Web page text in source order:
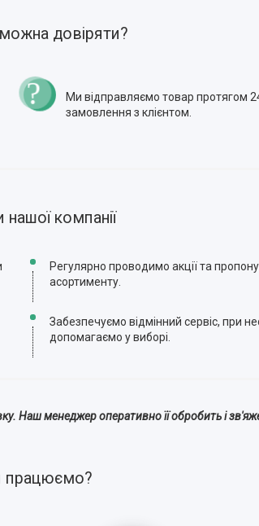
довіряти?
Ми відправляємо товар протягом
замовлення з клієнтом.
нашої компанії
Регулярно проводимо акції та
асортименту.
Забезпечуємо відмінний сервіс, при
допомагаємо у виборі.
Наш менеджер оперативно її обробить і
працюємо?